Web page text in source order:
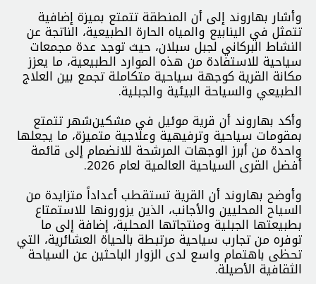
وأشار بهاروند إلى أن المنطقة تتمتع بميزة إضافية
تتمثل في الينابيع والمياه الحارة الطبيعية، الناتجة عن
النشاط البركاني لجبل سبلان، حيث توجد عدة مجمعات
سياحية للاستفادة من هذه الموارد الطبيعية، ما يعزز
مكانة القرية كوجهة سياحية متكاملة تجمع بين العلاج
الطبيعي والسياحة البيئية والجبلية.
وأكد بهاروند أن قرية موئیل في مشكين‌شهر تتمتع
بمقومات سياحية وترفيهية وعلاجية متميزة، ما يجعلها
واحدة من أبرز الوجهات المرشحة للانضمام إلى قائمة
أفضل القرى السياحية العالمية لعام 2026.
وأوضح بهاروند أن القرية تستقطب أعداداً متزايدة من
السياح المحليين والأجانب، الذين يزورونها للاستمتاع
بطبيعتها الجبلية ومنتجاتها المحلية، إضافة إلى ما
توفره من تجارب سياحية مرتبطة بالحياة العشائرية، التي
تحظى باهتمام واسع لدى الزوار الباحثين عن السياحة
الثقافية الأصيلة.